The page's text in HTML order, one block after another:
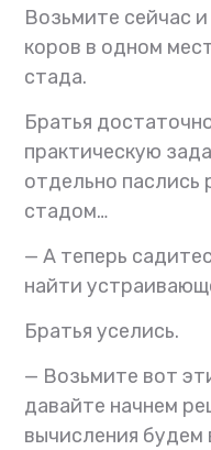
Возьмите сейчас
коров в одном
стада.
Братья
практическую
отдельно паслись
стадом…
— А теперь
найти
Братья уселись.
— Возьмите вот
давайте начнем
вычисления будем